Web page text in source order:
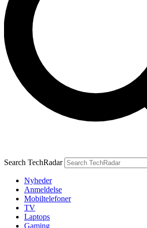
Search TechRadar
Nyheder
Anmeldelse
Mobiltelefoner
TV
Laptops
Gaming